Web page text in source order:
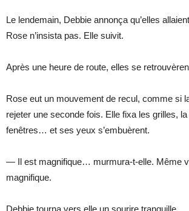
Le lendemain, Debbie annonça qu’elles
Rose n’insista pas. Elle suivit.
Après une heure de route, elles se
Rose eut un mouvement de recul, comme si
rejeter une seconde fois. Elle fixa les grilles,
fenêtres… et ses yeux s’embuèrent.
— Il est magnifique… murmura-t-elle. Même
magnifique.